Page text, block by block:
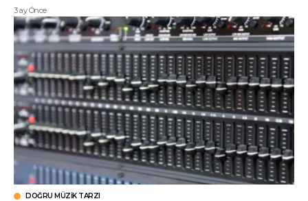
3 ay Önce
DOĞRU MÜZIK TARZI